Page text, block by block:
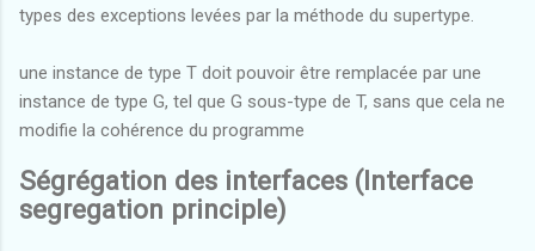
types des exceptions levées par la méthode du supertype.
une instance de type T doit pouvoir être remplacée par une
instance de type G, tel que G sous-type de T, sans que cela ne
modifie la cohérence du programme
Ségrégation des interfaces (Interface
segregation principle)